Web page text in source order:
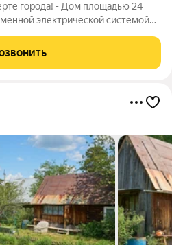
города! - Дом площадью 24
электрической системой
в доме проведено